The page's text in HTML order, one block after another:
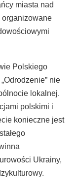
miasta nad
organizowane
Polskiego
nie
lokalnej.
polskimi i
konieczne jest
Ukrainy,